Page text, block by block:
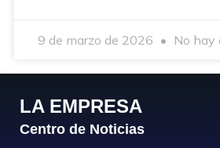
9 de marzo de 2026 No hay
LA EMPRESA
Centro de Noticias